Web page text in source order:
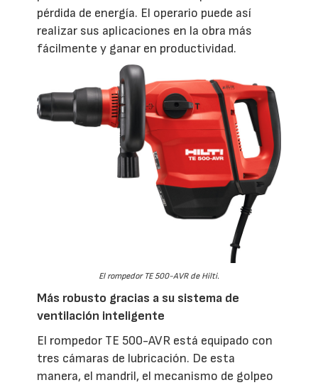
pérdida de energía. El operario puede así
realizar sus aplicaciones en la obra más
fácilmente y ganar en productividad.
El rompedor TE 500-AVR de Hilti.
Más robusto gracias a su sistema de
ventilación inteligente
El rompedor TE 500-AVR está equipado con
tres cámaras de lubricación. De esta
manera, el mandril, el mecanismo de golpeo